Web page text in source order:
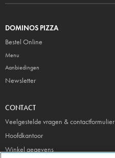
DOMINOS PIZZA
Bestel Online
Menu
Aanbiedingen
Newsletter
CONTACT
Veelgestelde vragen & contactformulier
Hoofdkantoor
Winkel gegevens